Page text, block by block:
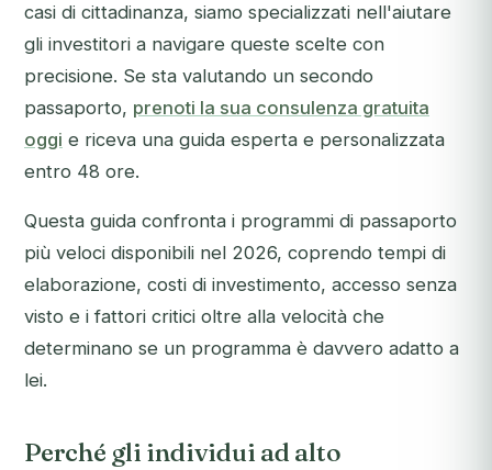
casi di cittadinanza, siamo specializzati nell'aiutare
gli investitori a navigare queste scelte con
precisione. Se sta valutando un secondo
passaporto, prenoti la sua consulenza gratuita
oggi e riceva una guida esperta e personalizzata
entro 48 ore.
Questa guida confronta i programmi di passaporto
più veloci disponibili nel 2026, coprendo tempi di
elaborazione, costi di investimento, accesso senza
visto e i fattori critici oltre alla velocità che
determinano se un programma è davvero adatto a
lei.
Perché gli individui ad alto